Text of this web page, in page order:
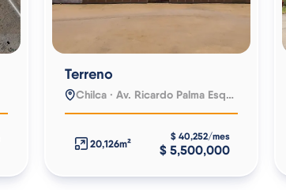
Terreno
Chilca · Av. Ricardo Palma Esquina Con Calle San Francisco - Centro Poblado Chilca MZ 122A LT 1
20,126m²
$ 40,252/mes
$ 5,500,000